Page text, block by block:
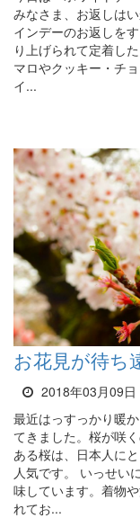
みなさま、お返しは
インデーのお返しを
り上げられて定着し
マロやクッキー・チ
イ...
お花見が待ち
2018年03月09日
最近はっすっかり暖
てきました。桜が咲
ある桜は、日本人に
人気です。 いっせい
味しています。着物
れてお...